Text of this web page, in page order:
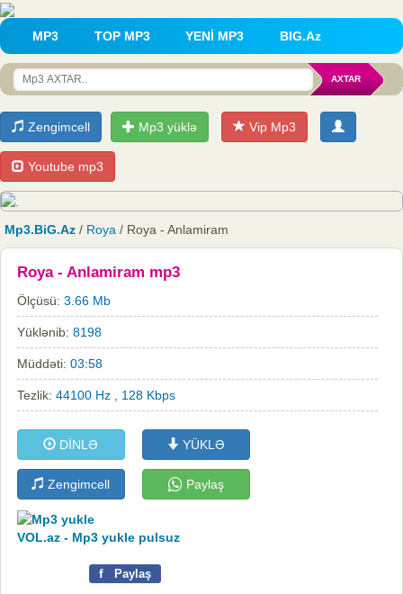
MP3 TOP MP3 YENİ MP3 BIG.Az
Zengimcell Mp3 yüklə Vip Mp3
Youtube mp3
Mp3.BiG.Az / Roya / Roya - Anlamiram
Roya - Anlamiram mp3
Ölçüsü: 3.66 Mb
Yüklənib: 8198
Müddəti: 03:58
Tezlik: 44100 Hz , 128 Kbps
DİNLƏ YÜKLƏ
Zengimcell Paylaş
VOL.az - Mp3 yukle pulsuz
f Paylaş